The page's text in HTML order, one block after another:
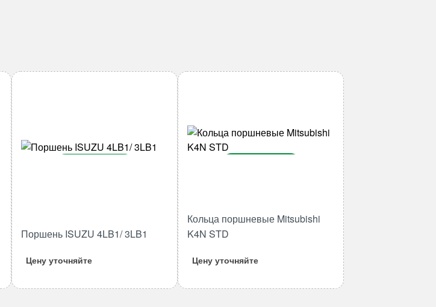
ISUZU
Поршень ISUZU 4LB1/ 3LB1
Цену уточняйте
Кольца
Кольца поршневые Mitsubishi
K4N STD
Цену уточняйте